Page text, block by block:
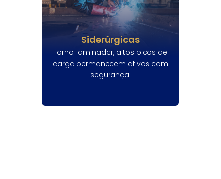
Siderúrgicas
Forno, laminador, altos picos de
carga permanecem ativos com
segurança.